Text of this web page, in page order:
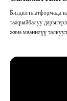
Биздин платформада
тажрыйбалуу
жана маанилүү